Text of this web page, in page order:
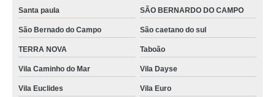
Santa paula SÃO BERNARDO DO CAMPO
São Bernado do Campo São caetano do sul
TERRA NOVA Taboão
Vila Caminho do Mar Vila Dayse
Vila Euclides Vila Euro